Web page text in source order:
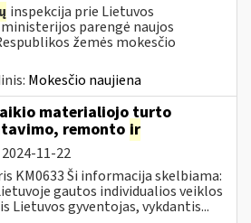
inspekcija prie Lietuvos
parengė naujos
žemės mokesčio
Mokesčio naujiena
materialiojo turto
remonto ir
2024-11-22
KM0633 Ši informacija skelbiama:
gautos individualios veiklos
Lietuvos gyventojas, vykdantis...